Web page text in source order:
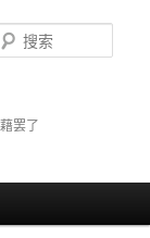
罢了
索